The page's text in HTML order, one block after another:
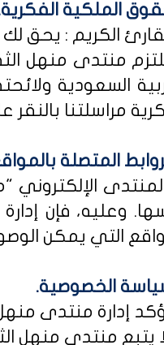
الملكية
الكريم : يحق
منتدى منهل
السعودية
مراسلتنا بالنقر
المتصلة
المنتدى
وعليه، فإن
التي يمكن
الخصوصية.
إدارة منتدى منهل